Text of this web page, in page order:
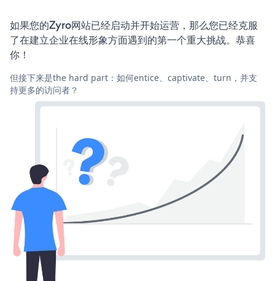
如果您的Zyro网站已经启动并开始运营，那么您已经克服
了在建立企业在线形象方面遇到的第一个重大挑战。恭喜
你！
但接下来是the hard part：如何entice、captivate、turn，并支
持更多的访问者？